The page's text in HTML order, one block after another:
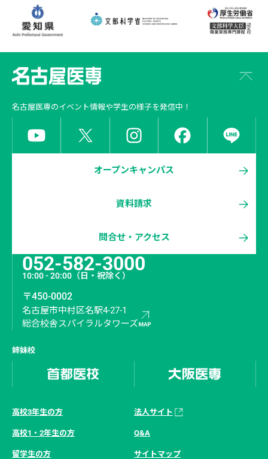
名古屋医専のイベント情報や学生の様子を発信中！
オープンキャンパス
資料請求
問合せ・アクセス
052-582-3000
10:00 - 20:00 （日・祝除く）
〒450-0002
名古屋市中村区名駅4-27-1
総合校舎スパイラルタワーズ
姉妹校
高校3年生の方
高校1・2年生の方
留学生の方
法人サイト
Q&A
サイトマップ